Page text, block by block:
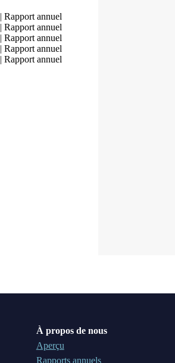
| Rapport annuel
| Rapport annuel
| Rapport annuel
| Rapport annuel
| Rapport annuel
À propos de nous
Aperçu
Rapports annuels